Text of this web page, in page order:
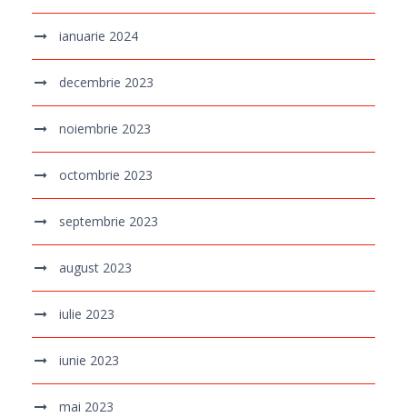
ianuarie 2024
decembrie 2023
noiembrie 2023
octombrie 2023
septembrie 2023
august 2023
iulie 2023
iunie 2023
mai 2023